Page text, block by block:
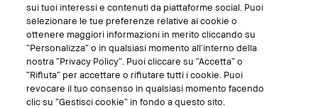
sui tuoi interessi e contenuti da piattaforme social. Puoi
selezionare le tue preferenze relative ai cookie o
ottenere maggiori informazioni in merito cliccando su
“Personalizza” o in qualsiasi momento all’interno della
nostra “Privacy Policy”. Puoi cliccare su “Accetta” o
“Rifiuta” per accettare o rifiutare tutti i cookie. Puoi
revocare il tuo consenso in qualsiasi momento facendo
clic su “Gestisci cookie” in fondo a questo sito.